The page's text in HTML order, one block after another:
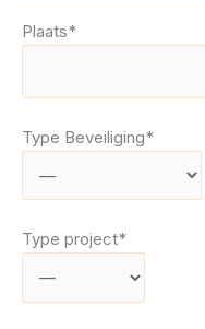
Plaats*
Type Beveiliging*
Type project*